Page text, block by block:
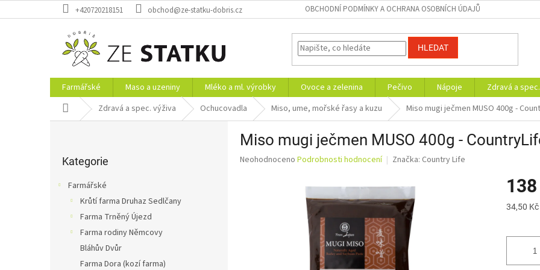
na
+420720218151 obchod@ze-statku-dobris.cz OBCHODNÍ PODMÍNKY A OCHRANA OSOBNÍCH ÚDAJŮ
HLEDAT
Farmářské Maso a uzeniny Mléko a ml. výrobky Ovoce a zelenina Pečivo Nápoje Zdravá a
Domů Zdravá a spec. výživa Ochucovadla Miso, ume, mořské řasy a kuzu Miso mugi ječmen MUSO 400g -
kategorie
Kategorie
Farmářské
Krůtí farma Druhaz Sedlčany
Farma Trněný Újezd
Farma rodiny Němcovy
Bláhův Dvůr
Farma Dora (kozí farma)
Miso mugi ječmen MUSO 400g -
Průměrné
Neohodnoceno Podrobnosti hodnocení Značka: Country Life
Měrná
34,50